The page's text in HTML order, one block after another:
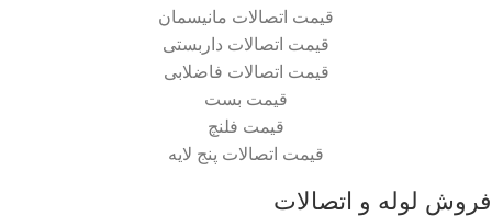
قیمت اتصالات مانیسمان
قیمت اتصالات داربستی
قیمت اتصالات فاضلابی
قیمت بست
قیمت فلنچ
قیمت اتصالات پنج لایه
فروش لوله و اتصالات